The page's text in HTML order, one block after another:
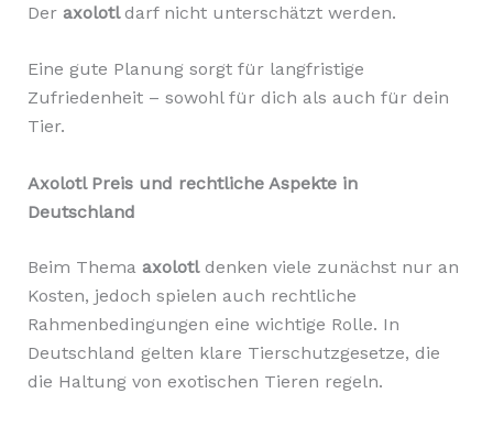
Der axolotl darf nicht unterschätzt werden.
Eine gute Planung sorgt für langfristige
Zufriedenheit – sowohl für dich als auch für dein
Tier.
Axolotl Preis und rechtliche Aspekte in
Deutschland
Beim Thema axolotldenken viele zunächst nur an
Kosten, jedoch spielen auch rechtliche
Rahmenbedingungen eine wichtige Rolle. In
Deutschland gelten klare Tierschutzgesetze, die
die Haltung von exotischen Tieren regeln.